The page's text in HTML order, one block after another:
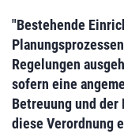
"Bestehende
Regelungen
sofern eine
Betreuung und
diese Verordnung